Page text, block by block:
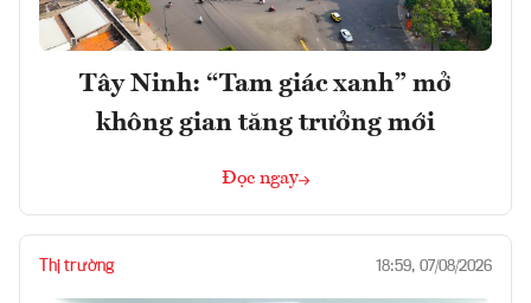
Tây Ninh: “Tam giác xanh” mở
không gian tăng trưởng mới
Đọc ngay
Thị trường 18:59, 07/08/2026